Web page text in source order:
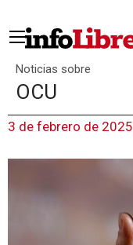
Noticias sobre
OCU
3 de febrero de 2025